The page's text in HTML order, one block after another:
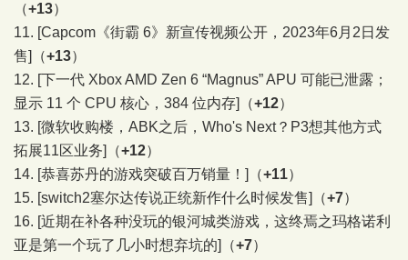
（+13）
11. [Capcom《街霸 6》新宣传视频公开，2023年6月2日发
售]
（+13）
12. [下一代 Xbox AMD Zen 6 “Magnus” APU 可能已泄露；
显示 11 个 CPU 核心，384 位内存]
（+12）
13. [微软收购楼，ABK之后，Who's Next？P3想其他方式
拓展11区业务]
（+12）
14. [恭喜苏丹的游戏突破百万销量！] （+11）
15. [switch2塞尔达传说正统新作什么时候发售] （+7）
16. [近期在补各种没玩的银河城类游戏，这终焉之玛格诺利
亚是第一个玩了几小时想弃坑的]
（+7）